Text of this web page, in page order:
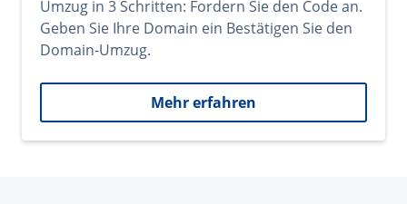
Umzug in 3 Schritten: Fordern Sie den Code an.
Geben Sie Ihre Domain ein Bestätigen Sie den
Domain-Umzug.
Mehr erfahren